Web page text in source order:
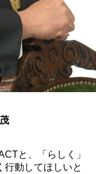
と、「らしく」
行動してほしいと